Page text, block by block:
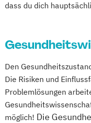
dass du dich
Den
Die Risiken und
Problemlösungen
möglich! Die